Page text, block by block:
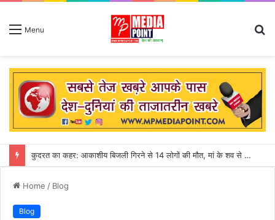
Menu
अगस्त माह शुरु : सीहोर जिले में 31 जुलाई तक गत वर्ष की तुलना में 155 मिमी पीछे चल रही बारिश
Home / Blog
Blog